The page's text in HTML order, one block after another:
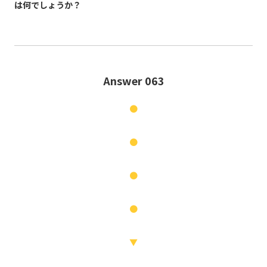
は何でしょうか？
Answer 063
●
●
●
●
▼